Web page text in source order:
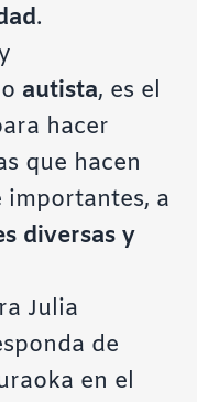
.
autista, es el
hacer
que hacen
a
diversas y
Julia
de
en el